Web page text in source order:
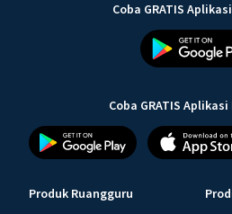
Coba GRATIS
Coba GRATIS
Produk Ruangguru